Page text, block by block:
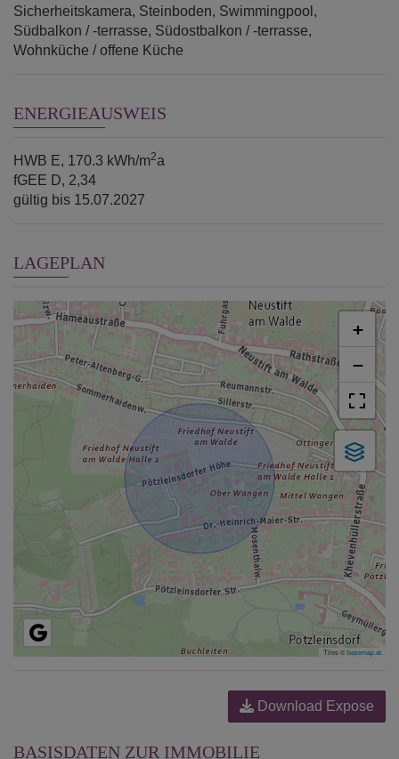
Sicherheitskamera Steinboden Swimmingpool
Südbalkon / -terrasse Südostbalkon / -terrasse
Wohnküche / offene Küche
ENERGIEAUSWEIS
HWB E, 170.3 kWh/m2a
fGEE D, 2,34
gültig bis 15.07.2027
LAGEPLAN
+
−
Tiles ©basemap.at
Download Expose
BASISDATEN ZUR IMMOBILIE